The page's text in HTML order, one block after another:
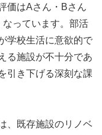
価はAさん・Bさん
っています。部活
学校生活に意欲的で
る施設が不十分であ
引き下げる深刻な課
、既存施設のリノベ